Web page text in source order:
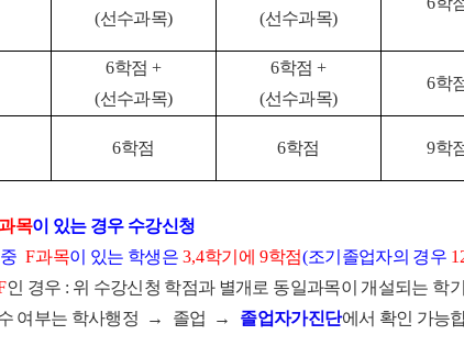
(선수과목)
(선수과목)
6학점 +
(선수과목)
6학점 +
(선수과목)
6학
6학점 6학점 9학
목이 있는 경우 수강신청
F과목이 있는 학생은 3,4학기에 9학점(조기졸업자의 경우
인 경우 : 위 수강신청 학점과 별개로 동일과목이 개설되는 학
여부는 학사행정 → 졸업 → 졸업자가진단에서 확인 가능